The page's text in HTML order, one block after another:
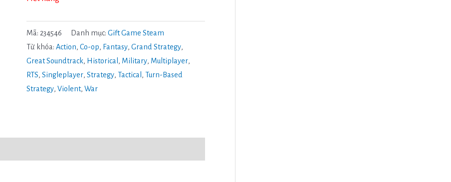
Mã: 234546 Danh mục: Gift Game Steam
Từ khóa: Action, Co-op, Fantasy, Grand Strategy,
Great Soundtrack, Historical , Military, Multiplayer,
RTS, Singleplayer, Strategy, Tactical , Turn-Based
Strategy, Violent, War